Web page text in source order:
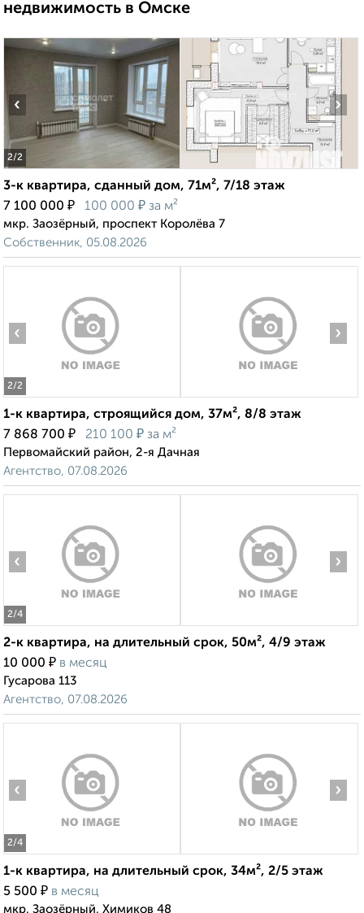
недвижимость в Омске
2/2
‹ ›
3-к квартира, сданный дом, 71м², 7/18 этаж
7 100 000 ₽ 100 000 ₽ за м²
мкр. Заозёрный, проспект Королёва 7
Собственник, 05.08.2026
2/2
‹ ›
1-к квартира, строящийся дом, 37м², 8/8 этаж
7 868 700 ₽ 210 100 ₽ за м²
Первомайский район, 2-я Дачная
Агентство, 07.08.2026
2/4
‹ ›
2-к квартира, на длительный срок, 50м², 4/9 этаж
10 000 ₽ в месяц
Гусарова 113
Агентство, 07.08.2026
2/4
‹ ›
1-к квартира, на длительный срок, 34м², 2/5 этаж
5 500 ₽ в месяц
мкр. Заозёрный, Химиков 48